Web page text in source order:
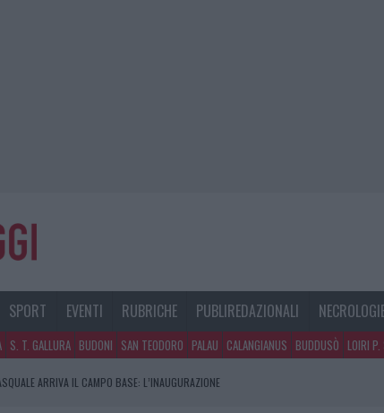
SPORT EVENTI RUBRICHE PUBLIREDAZIONALI
S. T. GALLURA BUDONI SAN TEODORO PALAU CALANGIANUS BUDDUSÒ LOIRI P.
ARRIVA IL CAMPO BASE: L’INAUGURAZIONE